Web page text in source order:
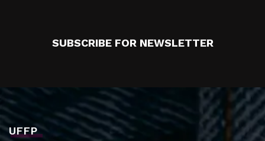
SUBSCRIBE FOR NEWSLETTER
UFFP